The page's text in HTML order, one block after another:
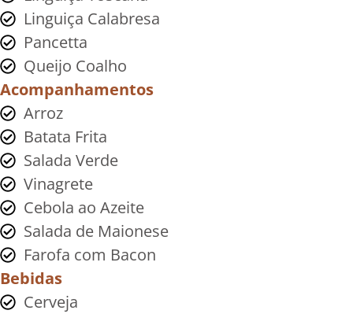
Linguiça Calabresa
Pancetta
Queijo Coalho
Acompanhamentos
Arroz
Batata Frita
Salada Verde
Vinagrete
Cebola ao Azeite
Salada de Maionese
Farofa com Bacon
Bebidas
Cerveja